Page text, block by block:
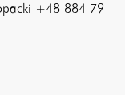
+48 884 79